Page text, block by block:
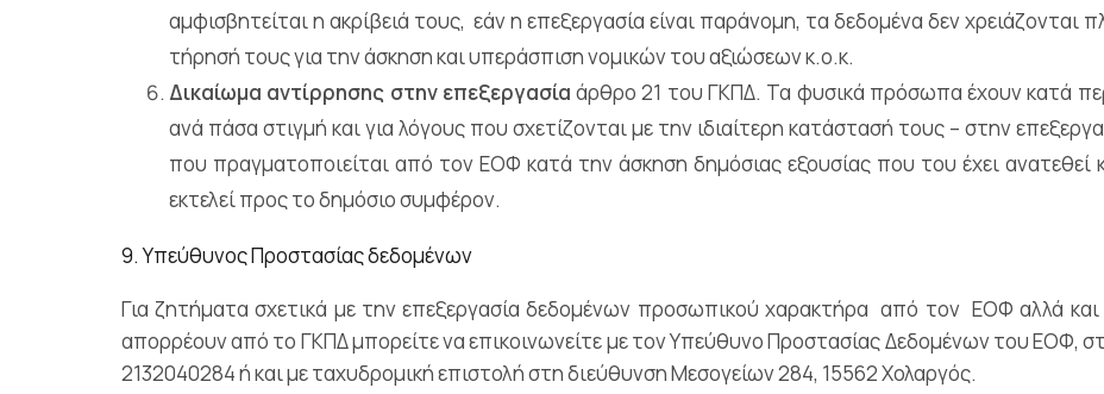
αμφισβητείται η ακρίβειά τους, εάν η επεξεργασία είναι παράνομη, τα δεδομένα δεν
τήρησή τους για την άσκηση και υπεράσπιση νομικών του αξιώσεων κ.ο.κ.
Δικαίωμα αντίρρησης στην επεξεργασία άρθρο 21 του ΓΚΠΔ. Τα φυσικά πρόσωπα έχουν κατά
ανά πάσα στιγμή και για λόγους που σχετίζονται με την ιδιαίτερη κατάστασή τους – στην
που πραγματοποιείται από τον ΕΟΦ κατά την άσκηση δημόσιας εξουσίας που του έχει
εκτελεί προς το δημόσιο συμφέρον.
9. Υπεύθυνος Προστασίας δεδομένων
Για ζητήματα σχετικά με την επεξεργασία δεδομένων προσωπικού χαρακτήρα από τον ΕΟΦ αλλά
απορρέουν από το ΓΚΠΔ μπορείτε να επικοινωνείτε με τον Υπεύθυνο Προστασίας Δεδομένων του ΕΟΦ,
2132040284 ή και με ταχυδρομική επιστολή στη διεύθυνση Μεσογείων 284, 15562 Χολαργός.